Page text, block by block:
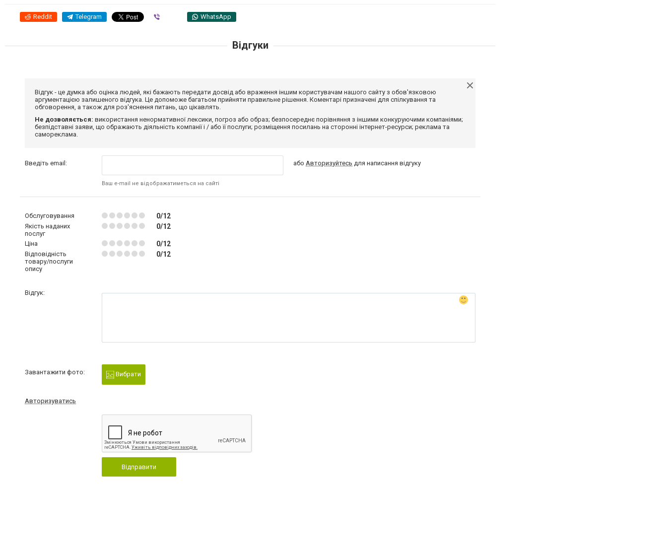
Reddit Telegram WhatsApp
Відгуки
Відгук - це думка або оцінка людей, які бажають передати досвід або враження іншим користувачам нашого сайту з обов'язковою
аргументацією залишеного відгука. Це допоможе багатьом прийняти правильне рішення. Коментарі призначені для спілкування та
обговорення, а також для роз'яснення питань, що цікавлять.
Не дозволяється: використання ненормативної лексики, погроз або образ; безпосереднє порівняння з іншими конкуруючими компаніями;
безпідставні заяви, що ображають діяльність компанії і / або її послуги; розміщення посилань на сторонні інтернет-ресурси; реклама та
самореклама.
Введіть email:
Ваш e-mail не відображатиметься на сайті
абоАвторизуйтесь для написання відгуку
Обслуговування 0/12
Якість наданих
послуг
0/12
Ціна 0/12
Відповідність
товару/послуги
опису
0/12
Відгук:
Завантажити фото: Вибрати
Авторизуватись
Відправити